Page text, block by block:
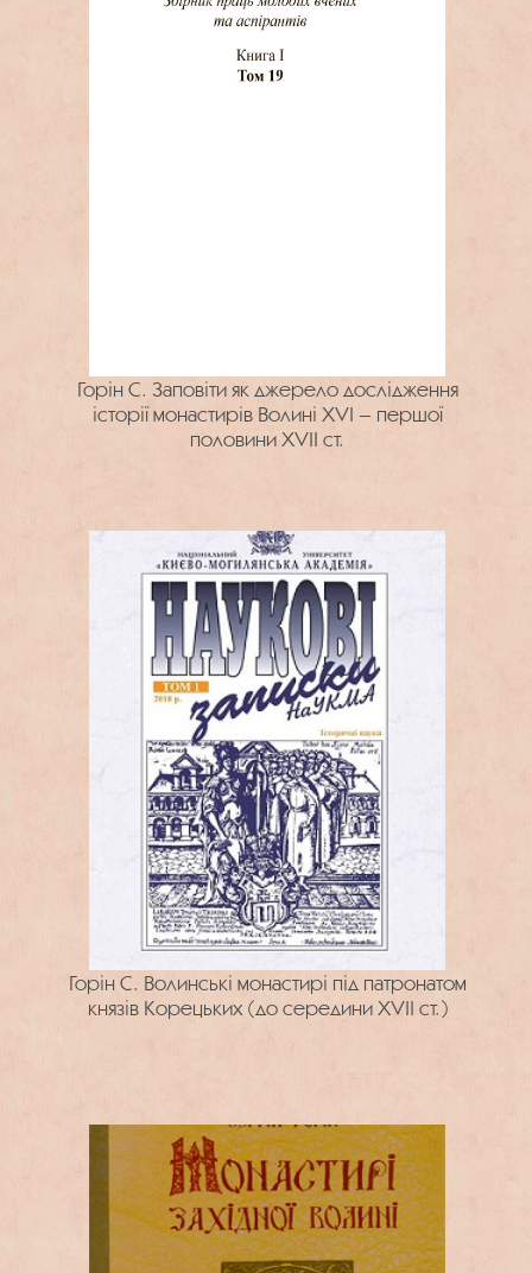
Горін С. Заповіти як джерело дослідження
історії монастирів Волині XVI – першої
половини XVII ст.
Горін С. Волинські монастирі під патронатом
князів Корецьких (до середини XVII ст.)